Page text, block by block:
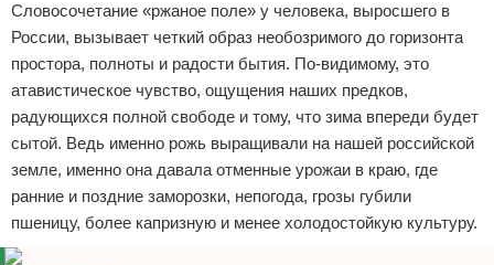
Самосовершенствование
Деловое общение
Менеджмент
Словосочетание «ржаное поле» у человека, выросшего в
России, вызывает четкий образ необозримого до горизонта
простора, полноты и радости бытия. По-видимому, это
атавистическое чувство, ощущения наших предков,
радующихся полной свободе и тому, что зима впереди будет
сытой. Ведь именно рожь выращивали на нашей российской
земле, именно она давала отменные урожаи в краю, где
ранние и поздние заморозки, непогода, грозы губили
пшеницу, более капризную и менее холодостойкую культуру.